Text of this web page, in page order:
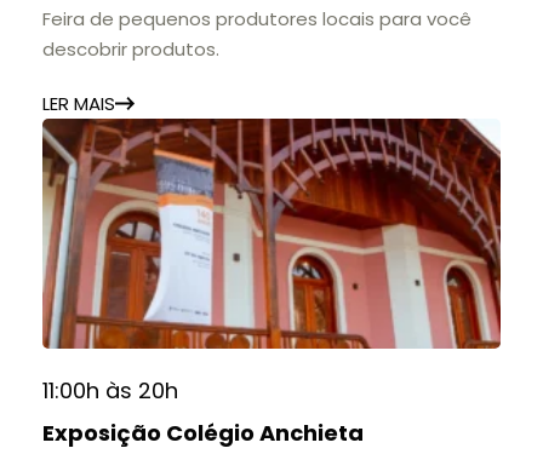
Feira de pequenos produtores locais para você
descobrir produtos.
LER MAIS
11:00h às 20h
Exposição Colégio Anchieta